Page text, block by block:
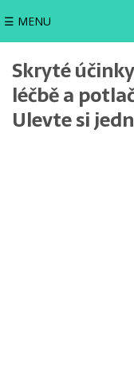
☰ MENU
Skryté
léčbě a
Ulevte si